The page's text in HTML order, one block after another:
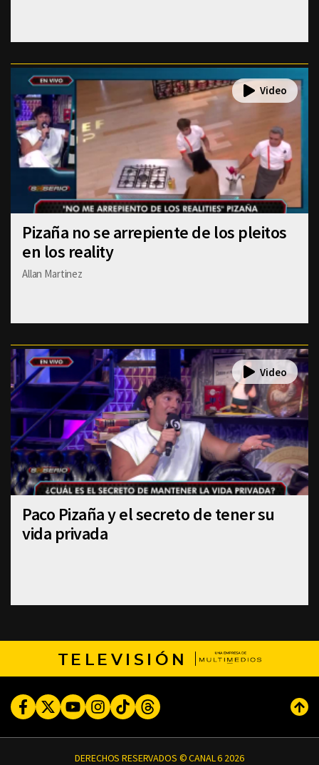
Pizaña no se arrepiente de los pleitos
en los reality
Allan Martinez
Paco Pizaña y el secreto de tener su
vida privada
TELEVISIÓN
FacebookTwitterYoutubeInstagram
TikTokThreads
DERECHOS RESERVADOS © CANAL 6 2026